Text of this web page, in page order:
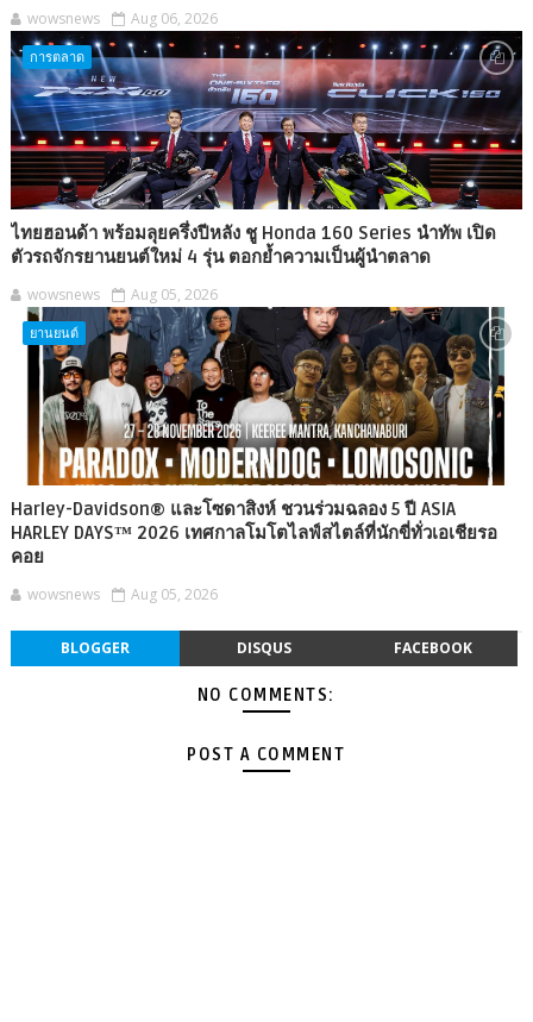
wowsnews Aug 06, 2026
การตลาด
ไทยฮอนด้า พร้อมลุยครึ่งปีหลัง ชู Honda 160 Series นำทัพ เปิด
ตัวรถจักรยานยนต์ใหม่ 4 รุ่น ตอกย้ำความเป็นผู้นำตลาด
wowsnews Aug 05, 2026
ยานยนต์
Harley-Davidson® และโซดาสิงห์ ชวนร่วมฉลอง 5 ปี ASIA
HARLEY DAYS™ 2026 เทศกาลโมโตไลฟ์สไตล์ที่นักขี่ทั่วเอเชียรอ
คอย
wowsnews Aug 05, 2026
BLOGGER DISQUS FACEBOOK
NO COMMENTS:
POST A COMMENT